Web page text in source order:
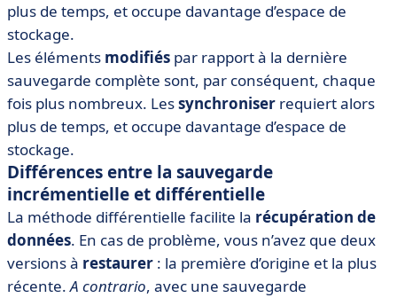
plus de temps, et occupe davantage d’espace de
stockage.
Les éléments modifiés par rapport à la dernière
sauvegarde complète sont, par conséquent, chaque
fois plus nombreux. Lessynchroniser requiert alors
plus de temps, et occupe davantage d’espace de
stockage.
Différences entre la sauvegarde
incrémentielle et différentielle
La méthode différentielle facilite la récupération de
données. En cas de problème, vous n’avez que deux
versions à restaurer : la première d’origine et la plus
récente.A contrario, avec une sauvegarde